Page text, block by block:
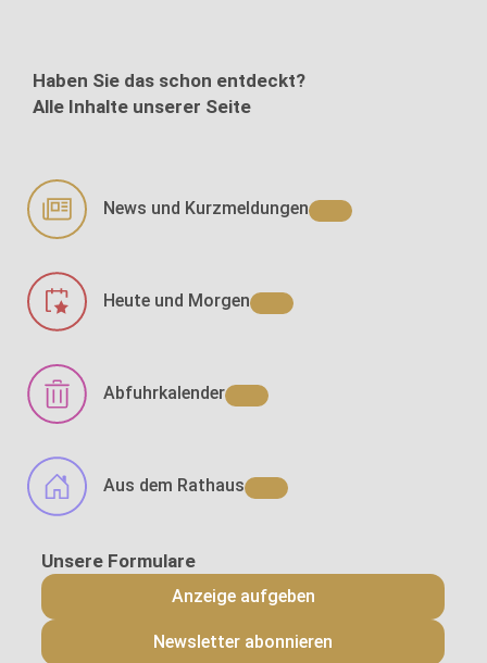
Haben Sie das schon entdeckt?
Alle Inhalte unserer Seite
News und Kurzmeldungen
Heute und Morgen
Abfuhrkalender
Aus dem Rathaus
Anzeige aufgeben
Newsletter abonnieren